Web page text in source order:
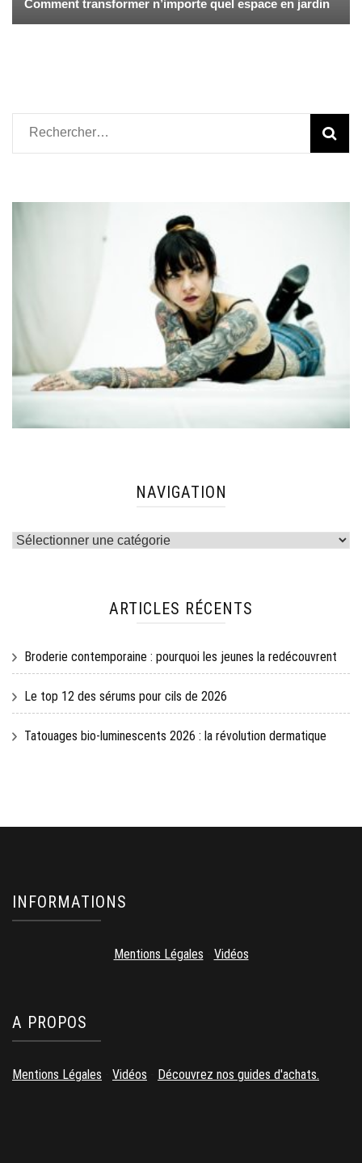
Comment transformer n’importe quel espace en jardin
Rechercher :
NAVIGATION
Navigation
ARTICLES RÉCENTS
Broderie contemporaine : pourquoi les jeunes la redécouvrent
Le top 12 des sérums pour cils de 2026
Tatouages bio-luminescents 2026 : la révolution dermatique
INFORMATIONS
Mentions Légales Vidéos
A PROPOS
Mentions Légales Vidéos Découvrez nos guides d'achats.